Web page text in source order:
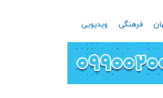
فرهنگی ویدیویی